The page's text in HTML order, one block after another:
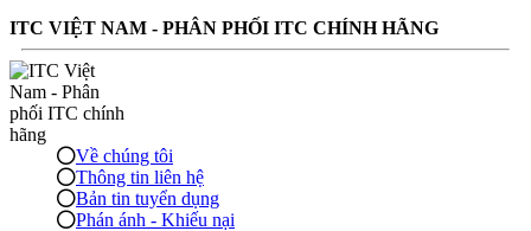
ITC VIỆT NAM - PHÂN PHỐI ITC CHÍNH HÃNG
Về chúng tôi
Thông tin liên hệ
Bản tin tuyển dụng
Phán ánh - Khiếu nại